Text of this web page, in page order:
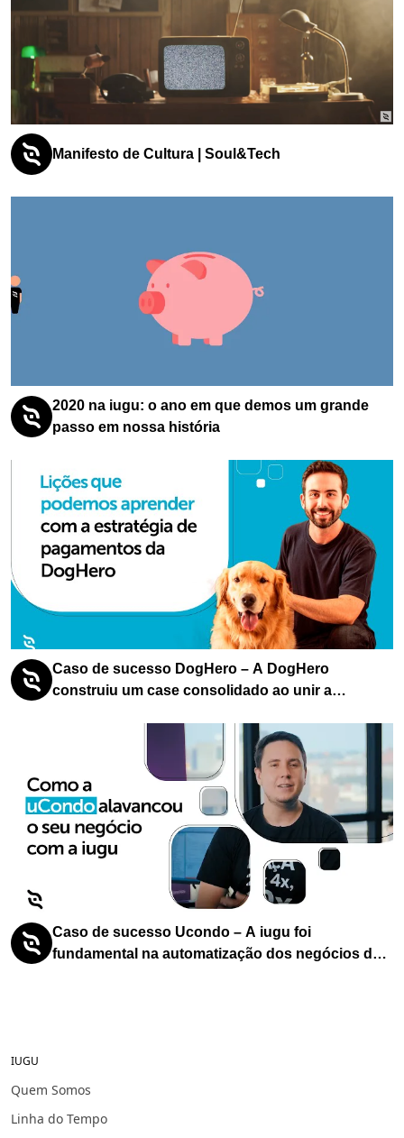
Manifesto de Cultura | Soul&Tech
2020 na iugu: o ano em que demos um grande
passo em nossa história
Caso de sucesso DogHero – A DogHero
construiu um case consolidado ao unir a
segmento com uma gestão de pagamentos
Caso de sucesso Ucondo – A iugu foi
fundamental na automatização dos negócios da
IUGU
Quem Somos
Linha do Tempo